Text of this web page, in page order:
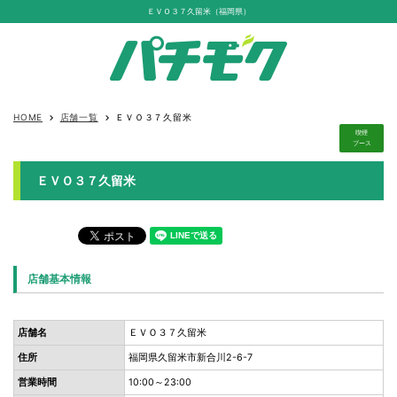
ＥＶＯ３７久留米（福岡県）
HOME keyboard_arrow_right 店舗一覧 keyboard_arrow_right ＥＶＯ３７久留米
喫煙
ブース
ＥＶＯ３７久留米
店舗基本情報
店舗名 ＥＶＯ３７久留米
住所 福岡県久留米市新合川2-6-7
営業時間 10:00～23:00